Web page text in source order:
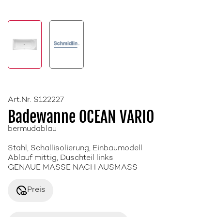
Art.Nr. S122227
Badewanne OCEAN VARIO
bermudablau
Stahl, Schallisolierung, Einbaumodell
Ablauf mittig, Duschteil links
GENAUE MASSE NACH AUSMASS
disabled_visiblePreis